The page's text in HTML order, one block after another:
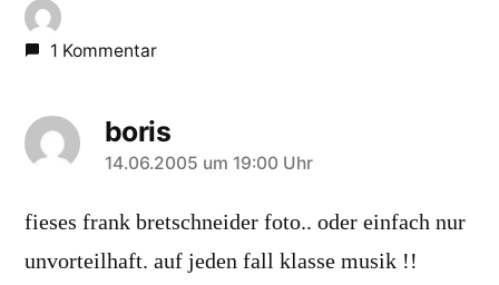
1 Kommentar
boris
sagt:
14.06.2005 um 19:00 Uhr
fieses frank bretschneider foto.. oder einfach nur
unvorteilhaft. auf jeden fall klasse musik !!